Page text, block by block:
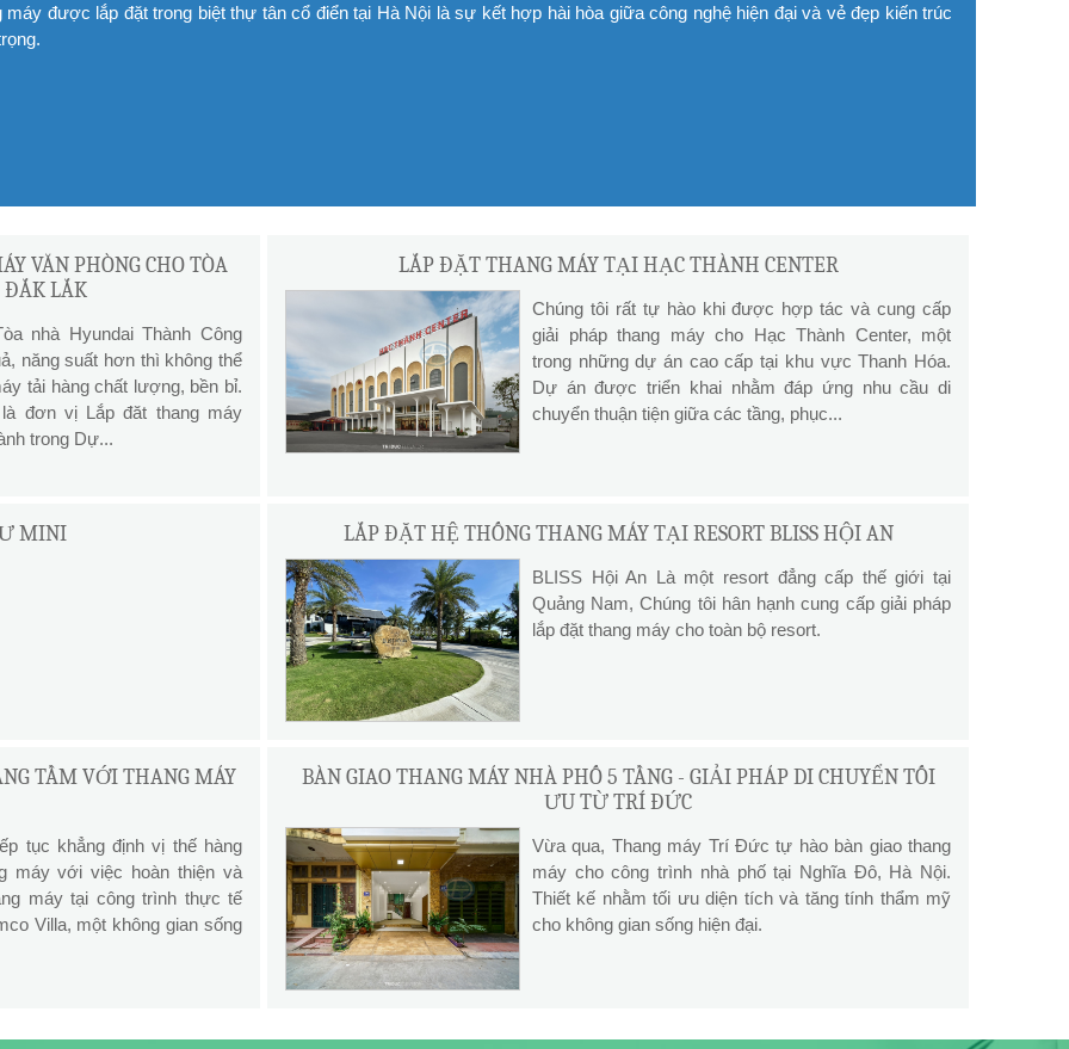
máy được lắp đặt trong biệt thự tân cổ điển tại Hà Nội là sự kết hợp hài hòa giữa công nghệ hiện đại và vẻ đẹp kiến trúc
VĂN PHÒNG CHO TÒA
ĐẮK LẮK
nhà Hyundai Thành Công
năng suất hơn thì không thể
tải hàng chất lượng, bền bỉ.
đơn vị Lắp đăt thang máy
trong Dự...
LẮP ĐẶT THANG MÁY TẠI HẠC THÀNH CENTER
Chúng tôi rất tự hào khi được hợp tác và cung cấp
giải pháp thang máy cho Hạc Thành Center, một
trong những dự án cao cấp tại khu vực Thanh Hóa.
Dự án được triển khai nhằm đáp ứng nhu cầu di
chuyển thuận tiện giữa các tầng, phục...
MINI LẮP ĐẶT HỆ THỐNG THANG MÁY TẠI RESORT BLISS HỘI AN
BLISS Hội An Là một resort đẳng cấp thế giới tại
Quảng Nam, Chúng tôi hân hạnh cung cấp giải pháp
lắp đặt thang máy cho toàn bộ resort.
TẦM VỚI THANG MÁY
tục khẳng định vị thế hàng
máy với việc hoàn thiện và
máy tại công trình thực tế
Villa, một không gian sống
BÀN GIAO THANG MÁY NHÀ PHỐ 5 TẦNG - GIẢI PHÁP DI CHUYỂN TỐI
ƯU TỪ TRÍ ĐỨC
Vừa qua, Thang máy Trí Đức tự hào bàn giao thang
máy cho công trình nhà phố tại Nghĩa Đô, Hà Nội.
Thiết kế nhằm tối ưu diện tích và tăng tính thẩm mỹ
cho không gian sống hiện đại.